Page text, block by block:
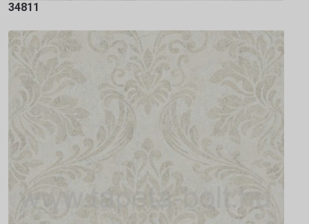
34811